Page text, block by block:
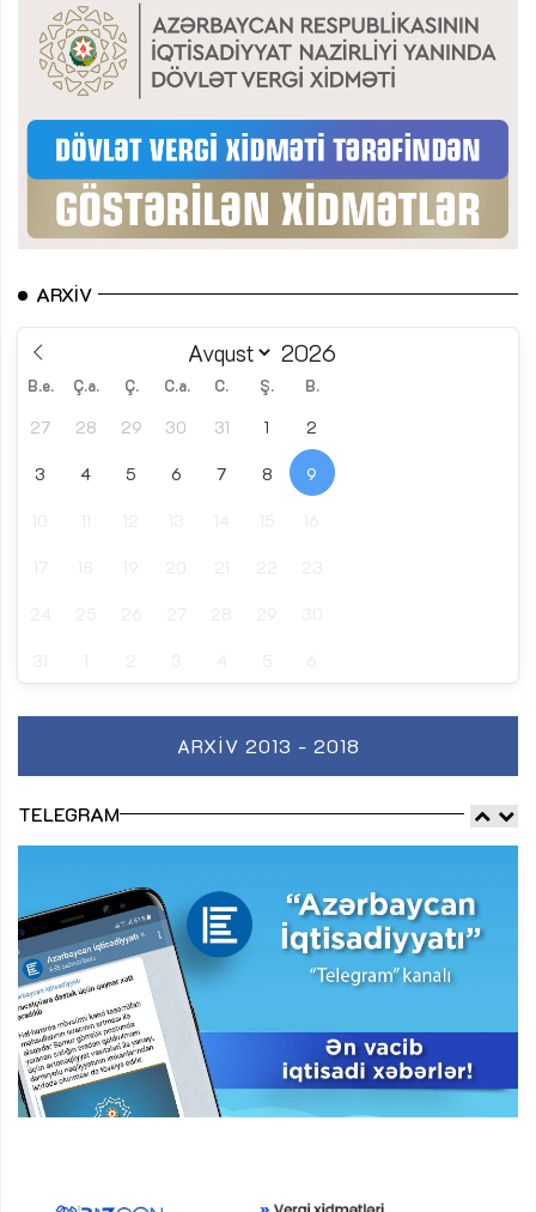
ARXIV
B.e. Ç.a. Ç. C.a. C. Ş. B.
27 28 29 30 31 1 2
3 4 5 6 7 8 9
ARXIV 2013 - 2018
TELEGRAM